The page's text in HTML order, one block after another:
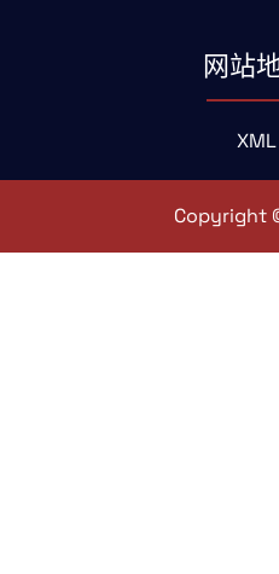
网站
XML
Copyright